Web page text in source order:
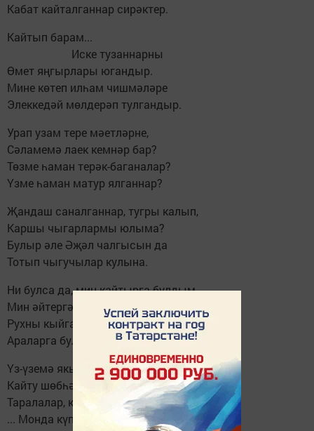
Кабат кайталганнар сирәктер.
Кайтып барам...
Иске тузаннарны
Өмет яңгырлары югандыр.
Мине көтеп илһам чишмәләре
Элеккедәй мөлдерәп тулгандыр.
Урап узам тере мәетләрне,
Сәламемә лаек кемнәр бар?
Төзме һаман терәк-баганалар?
Үзме һаман матур ялганнар?
Җандаш саналганнар, тугры калып,
Каршы чыгарлармы юлыма?
Булыр әле Әҗәл чалгысын да
Тотып чыгучылар кулына.
Ни булса да, мин кайтырга булдым,
Мин әйтергә булдым сүземне.
Рухны кыйган өрәк-мәхшәрләрдән
Араларга булдым үземне.
Үз-үземә якынайган саен
Кайту шөбһәләре күңелдән
Таралалар, китеп болытлардай...
... Монда күпме хисләр күмелгән...